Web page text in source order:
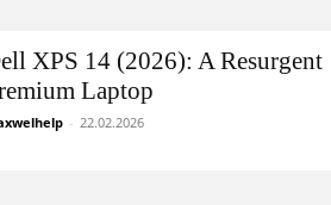
XPS 14 (2026): A Resurgent
Laptop
- 22.02.2026